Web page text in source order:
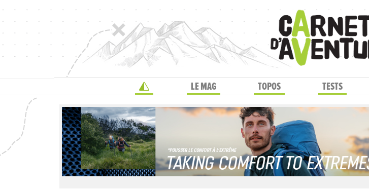
LE MAG TOPOS TESTS